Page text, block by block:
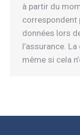
à partir du
correspondent
données lors
l’assurance.
même si cela